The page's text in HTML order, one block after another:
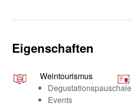
Eigenschaften
Weintourismus
Degustationspauschale
Events